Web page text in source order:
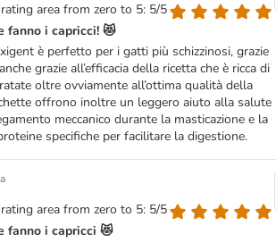
area from zero to 5: 5/5
fanno i capricci! 😻
è perfetto per i gatti più schizzinosi, grazie
grazie all’efficacia della ricetta che è ricca di
oltre ovviamente all’ottima qualità della
offrono inoltre un leggero aiuto alla salute
meccanico durante la masticazione e la
specifiche per facilitare la digestione.
area from zero to 5: 5/5
fanno i capricci 😻